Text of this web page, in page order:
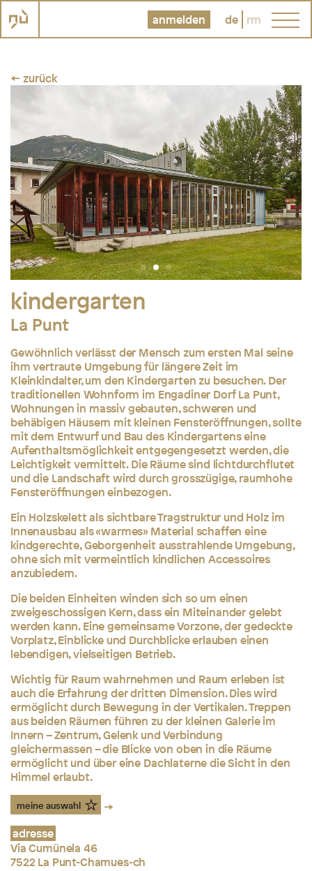
anmelden de rm
← zurück
kindergarten
La Punt
Gewöhnlich verlässt der Mensch zum ersten Mal seine
ihm vertraute Umgebung für längere Zeit im
Kleinkindalter, um den Kindergarten zu besuchen. Der
traditionellen Wohnform im Engadiner Dorf La Punt,
Wohnungen in massiv gebauten, schweren und
behäbigen Häusern mit kleinen Fensteröffnungen, sollte
mit dem Entwurf und Bau des Kindergartens eine
Aufenthaltsmöglichkeit entgegengesetzt werden, die
Leichtigkeit vermittelt. Die Räume sind lichtdurchflutet
und die Landschaft wird durch grosszügige, raumhohe
Fensteröffnungen einbezogen.
Ein Holzskelett als sichtbare Tragstruktur und Holz im
Innenausbau als «warmes» Material schaffen eine
kindgerechte, Geborgenheit ausstrahlende Umgebung,
ohne sich mit vermeintlich kindlichen Accessoires
anzubiedern.
Die beiden Einheiten winden sich so um einen
zweigeschossigen Kern, dass ein Miteinander gelebt
werden kann. Eine gemeinsame Vorzone, der gedeckte
Vorplatz, Einblicke und Durchblicke erlauben einen
lebendigen, vielseitigen Betrieb.
Wichtig für Raum wahrnehmen und Raum erleben ist
auch die Erfahrung der dritten Dimension. Dies wird
ermöglicht durch Bewegung in der Vertikalen. Treppen
aus beiden Räumen führen zu der kleinen Galerie im
Innern – Zentrum, Gelenk und Verbindung
gleichermassen – die Blicke von oben in die Räume
ermöglicht und über eine Dachlaterne die Sicht in den
Himmel erlaubt.
meine auswahl
adresse
Via Cumünela 46
7522 La Punt-Chamues-ch